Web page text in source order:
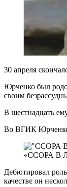
30 апреля
Юрченко был
своим
В шестнадцать
Во ВГИК Юрченко
«ССОРА В
Дебютировал
качестве он